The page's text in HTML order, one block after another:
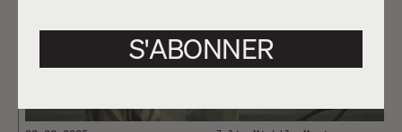
S'ABONNER